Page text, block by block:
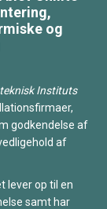
og
Instituts
godkendelse af
af
lever op til en
samt har